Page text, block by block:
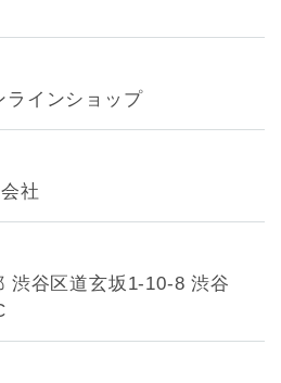
ラインショップ
社
渋谷区道玄坂1-10-8 渋谷